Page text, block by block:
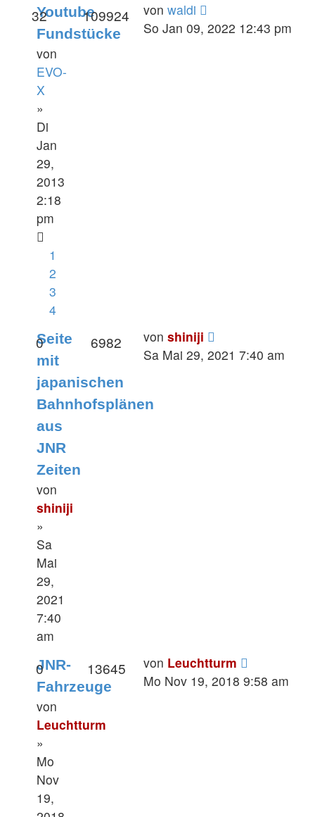
Youtube
Fundstücke
von
EVO-
X
»
Di
Jan
29,
2013
2:18
pm
1
2
3
4
32 109924 von waldi
So Jan 09, 2022 12:43 pm
Seite
mit
japanischen
Bahnhofsplänen
aus
JNR
Zeiten
von
shiniji
»
Sa
Mai
29,
2021
7:40
am
0 6982 von shiniji
Sa Mai 29, 2021 7:40 am
JNR-
Fahrzeuge
von
Leuchtturm
»
Mo
Nov
19,
0 13645 von Leuchtturm
Mo Nov 19, 2018 9:58 am